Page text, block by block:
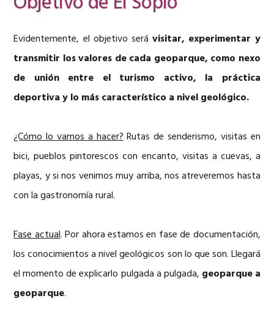
Evidentemente, el objetivo serávisitar, experimentar y
transmitir los valores de cada geoparque, como nexo
de unión entre el turismo activo, la práctica
deportiva y lo más característico a nivel geológico.
¿Cómo lo vamos a hacer?Rutas de senderismo, visitas en
bici, pueblos pintorescos con encanto, visitas a cuevas, a
playas, y si nos venimos muy arriba, nos atreveremos hasta
con la gastronomía rural.
Fase actual. Por ahora estamos en fase de documentación,
los conocimientos a nivel geológicos son lo que son. Llegará
el momento de explicarlo pulgada a pulgada, geoparque a
geoparque.